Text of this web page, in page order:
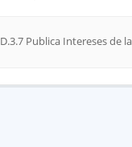
D.3.7 Publica Intereses de